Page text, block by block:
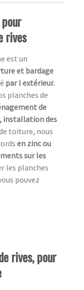
rives
est un
et bardage
par l extérieur.
planches de
de
installation des
toiture, nous
en zinc ou
sur les
les planches
pouvez
rives, pour